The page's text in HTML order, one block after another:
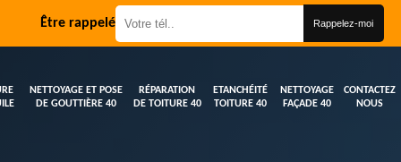
Être rappelé
NETTOYAGE ET POSE
DE GOUTTIÈRE 40
RÉPARATION
DE TOITURE 40
ETANCHÉITÉ
TOITURE 40
NETTOYAGE
FAÇADE 40
CONTACTEZ
NOUS